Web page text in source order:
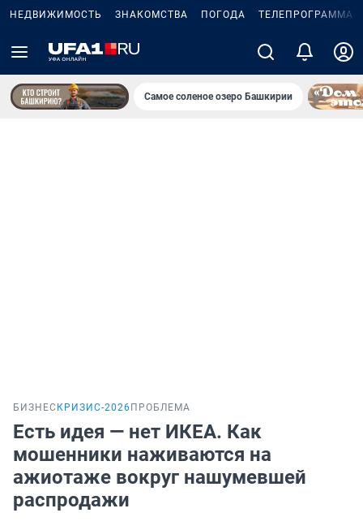
НЕДВИЖИМОСТЬ ЗНАКОМСТВА ПОГОДА ТЕЛЕПРОГРАММА
Самое соленое озеро Башкирии
БИЗНЕС КРИЗИС-2026 ПРОБЛЕМА
Есть идея — нет ИКЕА. Как
мошенники наживаются на
ажиотаже вокруг нашумевшей
распродажи